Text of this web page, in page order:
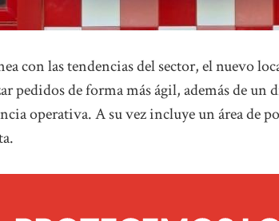
con las tendencias del sector, el nuevo
pedidos de forma más ágil, además de
operativa. A su vez incluye un área de